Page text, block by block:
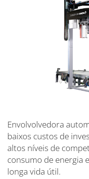
Envolvolvedora
baixos custos de
altos níveis de
consumo de energia
longa vida útil.